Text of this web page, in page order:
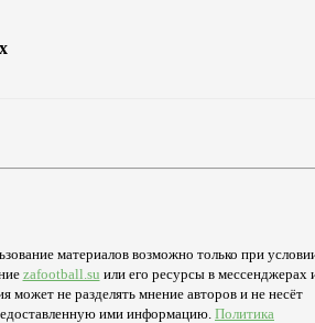
материалов возможно только при
zafootball.su или его ресурсы в мессенджерах
может не разделять мнение авторов и не несёт
ими информацию. Политика